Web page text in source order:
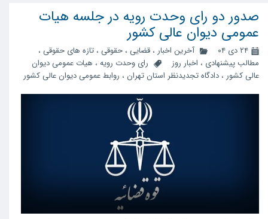
صدور دو رای وحدت رویه در جلسه هیات
عمومی دیوان عالی کشور
۲۴ دی ۰۴ آخرین اخبار ، قضایی ، حقوقی ، تازه های حقوقی ،
مطالب پیشنهادی ، اخبار روز رای وحدت رویه ، هیات عمومی دیوان
عالی کشور ، دادگاه تجدیدنظر استان تهران ، روابط عمومی دیوان عالی کشور